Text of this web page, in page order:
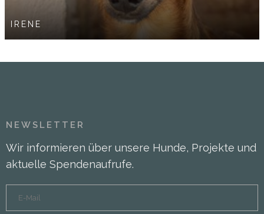
IRENE
NEWSLETTER
Wir informieren über unsere Hunde, Projekte und
aktuelle Spendenaufrufe.